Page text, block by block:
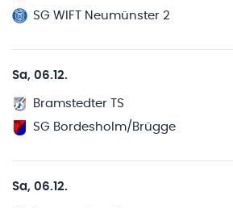
SG WIFT Neumünster 2
Sa, 06.12.
Bramstedter TS
SG Bordesholm/Brügge
Sa, 06.12.